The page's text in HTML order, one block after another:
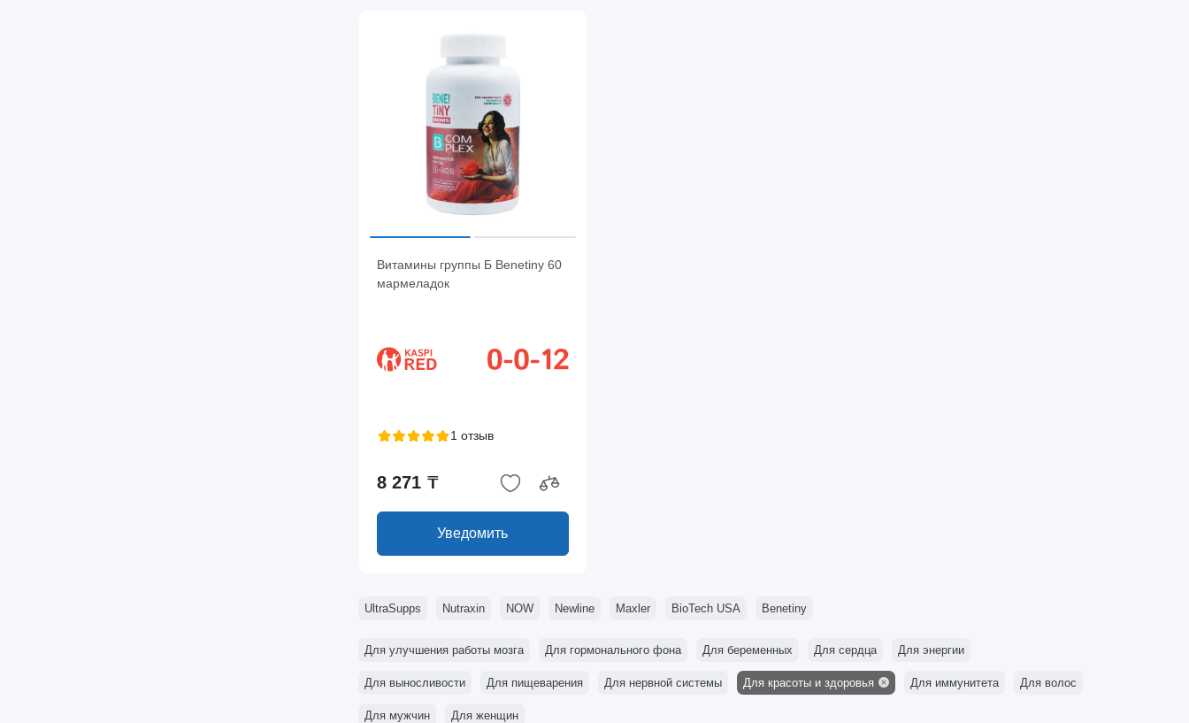
Витамины группы Б Benetiny 60
мармеладок
1 отзыв
8 271 ₸
Уведомить
UltraSupps Nutraxin NOW Newline Maxler BioTech USA Benetiny
Для улучшения работы мозга Для гормонального фона Для беременных Для сердца Для энергии
Для выносливости Для пищеварения Для нервной системы Для красоты и здоровья Для иммунитета Для волос
Для мужчин Для женщин